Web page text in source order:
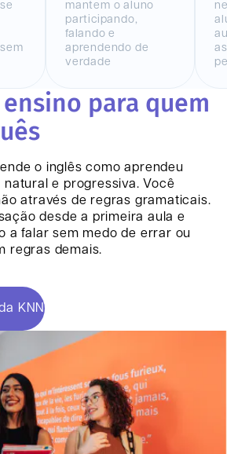
mantem o aluno
participando,
falando e
aprendendo de
verdade
para quem
o inglês como aprendeu
e progressiva. Você
através de regras gramaticais.
desde a primeira aula e
a falar sem medo de errar ou
regras demais.
KNN